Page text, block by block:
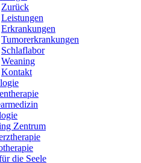
Zurück
Leistungen
Erkrankungen
Tumorerkrankungen
Schlaflabor
Weaning
Kontakt
Zentrum
die Seele